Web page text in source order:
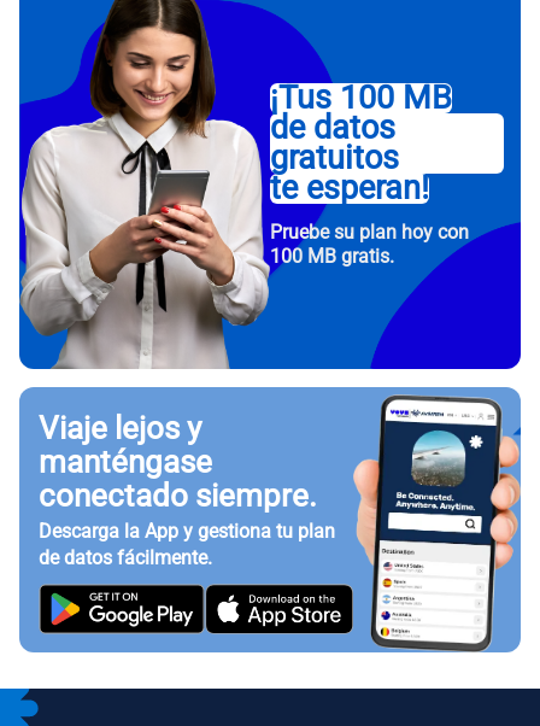
¡Tus 100 MB
de datos
gratuitos
te esperan!
Pruebe su plan hoy con
100 MB gratis.
Viaje lejos y
manténgase
conectado siempre.
Descarga la App y gestiona tu plan
de datos fácilmente.